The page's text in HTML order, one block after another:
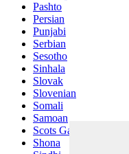
Pashto
Persian
Punjabi
Serbian
Sesotho
Sinhala
Slovak
Slovenian
Somali
Samoan
Scots Gaelic
Shona